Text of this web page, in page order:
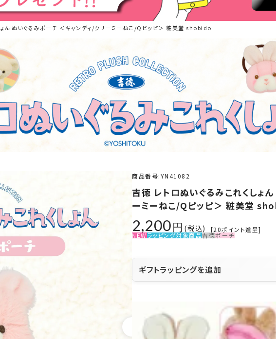
ん ぬいぐるみポーチ ＜キャンディ/クリーミーねこ/Qピッピ＞ 粧美堂 shobido
商品番号 YN41082
吉徳 レトロぬいぐるみこれくしょ
ーミーねこ/Qピッピ＞ 粧美堂
2,200 税込 [20ポイント進呈]
NEWラッピング対象商品吉徳ポーチ
ギフトラッピングを追加